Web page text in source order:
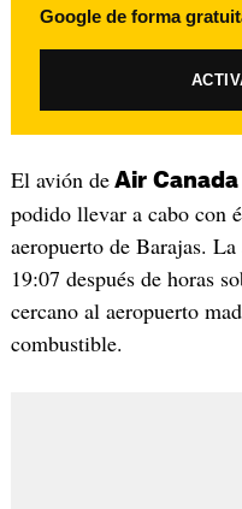
Google de forma
El avión deAir Canada
podido llevar a cabo con
aeropuerto de Barajas.
19:07 después de horas
cercano al aeropuerto
combustible.